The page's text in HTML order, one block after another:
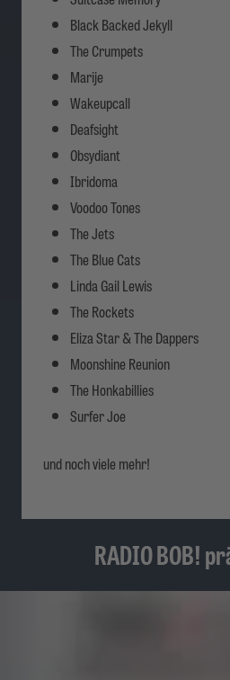
Black Backed Jekyll
The Crumpets
Marije
Wakeupcall
Deafsight
Obsydiant
Ibridoma
Voodoo Tones
The Jets
The Blue Cats
Linda Gail Lewis
The Rockets
Eliza Star & The Dappers
Moonshine Reunion
The Honkabillies
Surfer Joe
und noch viele mehr!
RADIO BOB!